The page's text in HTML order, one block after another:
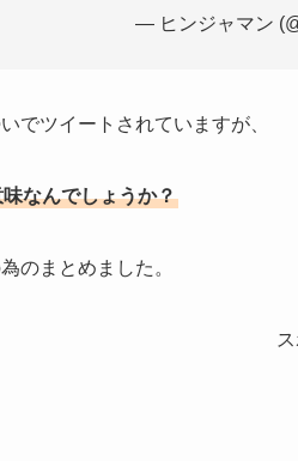
— ヒンジャマン
でツイートされていますが、
なんでしょうか？
のまとめました。